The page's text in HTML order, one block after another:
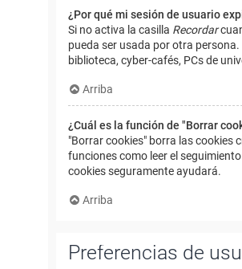
¿Por qué mi sesión de usuario
Si no activa la casilla Recordar
pueda ser usada por otra
biblioteca, cyber-cafés, PCs de
Arriba
¿Cuál es la función de "Borrar
"Borrar cookies" borra las cookies
funciones como leer el
cookies seguramente ayudará.
Arriba
Preferencias de